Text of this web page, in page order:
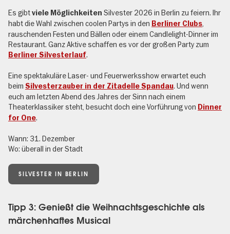
Es gibtviele Möglichkeiten Silvester 2026 in Berlin zu feiern. Ihr
habt die Wahl zwischen coolen Partys in den Berliner Clubs,
rauschenden Festen und Bällen oder einem Candlelight-Dinner im
Restaurant. Ganz Aktive schaffen es vor der großen Party zum
Berliner Silvesterlauf.
Eine spektakuläre Laser- und Feuerwerksshow erwartet euch
beim Silvesterzauber in der Zitadelle Spandau. Und wenn
euch am letzten Abend des Jahres der Sinn nach einem
Theaterklassiker steht, besucht doch eine Vorführung von Dinner
for One.
Wann: 31. Dezember
Wo: überall in der Stadt
SILVESTER IN BERLIN
Tipp 3: Genießt die Weihnachtsgeschichte als
märchenhaftes Musical